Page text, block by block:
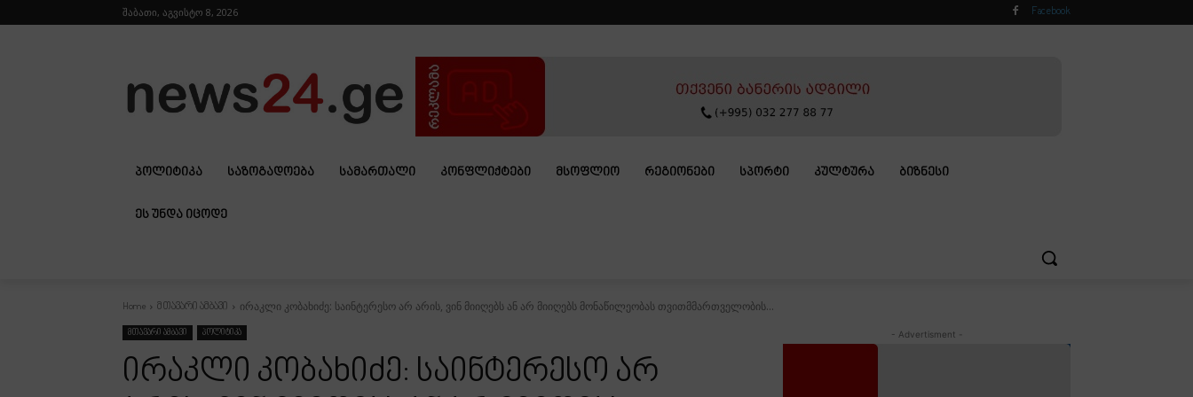
შაბათი, აგვისტო 8, 2026 Facebook
ᲞᲝᲚᲘᲢᲘᲙᲐ ᲡᲐᲖᲝᲒᲐᲓᲝᲔᲑᲐ ᲡᲐᲛᲐᲠᲗᲐᲚᲘ ᲙᲝᲜᲤᲚᲘᲥᲢᲔᲑᲘ ᲛᲡᲝᲤᲚᲘᲝ ᲠᲔᲒᲘᲝᲜᲔᲑᲘ ᲡᲞᲝᲠᲢᲘ ᲙᲣᲚᲢᲣᲠᲐ ᲑᲘᲖᲜᲔᲡᲘ
ᲔᲡ ᲣᲜᲓᲐ ᲘᲪᲝᲓᲔ
Home მთავარი ამბავი ირაკლი კობახიძე: საინტერესო არ არის, ვინ მიიღებს ან არ მიიღებს მონაწილეობას თვითმმართველობის...
მთავარი ამბავი პოლიტიკა
ირაკლი კობახიძე: საინტერესო არ
- Advertisment -